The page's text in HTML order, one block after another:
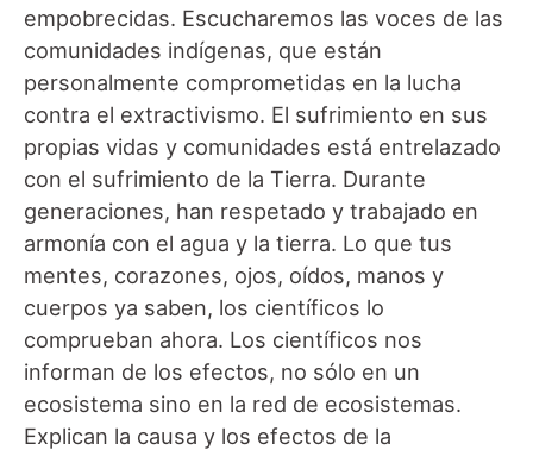
empobrecidas. Escucharemos las voces de las
comunidades indígenas, que están
personalmente comprometidas en la lucha
contra el extractivismo. El sufrimiento en sus
propias vidas y comunidades está entrelazado
con el sufrimiento de la Tierra. Durante
generaciones, han respetado y trabajado en
armonía con el agua y la tierra. Lo que tus
mentes, corazones, ojos, oídos, manos y
cuerpos ya saben, los científicos lo
comprueban ahora. Los científicos nos
informan de los efectos, no sólo en un
ecosistema sino en la red de ecosistemas.
Explican la causa y los efectos de la